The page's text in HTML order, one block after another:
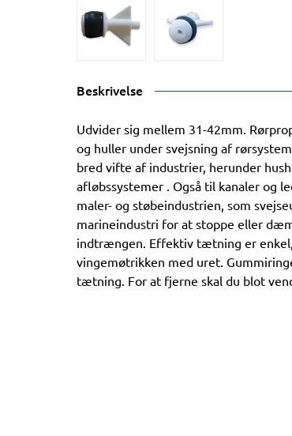
Beskrivelse
Udvider sig mellem 31-42mm.
og huller under svejsning af
bred vifte af industrier, herunder
afløbssystemer . Også til kanaler og
maler- og støbeindustrien, som
marineindustri for at stoppe eller
indtrængen. Effektiv tætning er
vingemøtrikken med uret.
tætning. For at fjerne skal du blot